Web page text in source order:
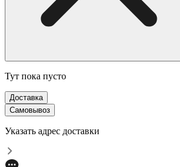
Тут пока пусто
Доставка
Самовывоз
Указать адрес доставки